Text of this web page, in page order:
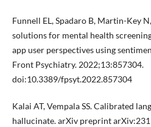
Funnell EL, Spadaro B, Martin-Key
solutions for mental health
app user perspectives using
Front Psychiatry. 2022;13:857304.
doi:10.3389/fpsyt.2022.857304
Kalai AT, Vempala SS. Calibrated
hallucinate. arXiv preprint